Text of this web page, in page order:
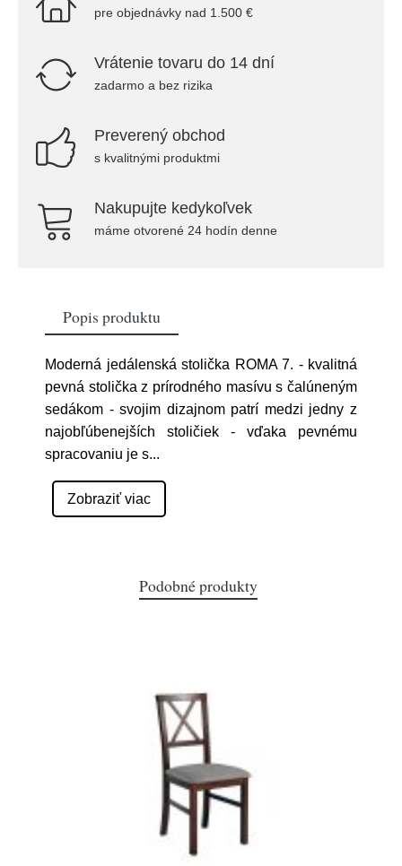
pre objednávky nad 1.500 €
Vrátenie tovaru do 14 dní
zadarmo a bez rizika
Preverený obchod
s kvalitnými produktmi
Nakupujte kedykoľvek
máme otvorené 24 hodín denne
Popis produktu
Moderná jedálenská stolička ROMA 7. - kvalitná
pevná stolička z prírodného masívu s čalúneným
sedákom - svojim dizajnom patrí medzi jedny z
najobľúbenejších stoličiek - vďaka pevnému
spracovaniu je s...
Zobraziť viac
Podobné produkty